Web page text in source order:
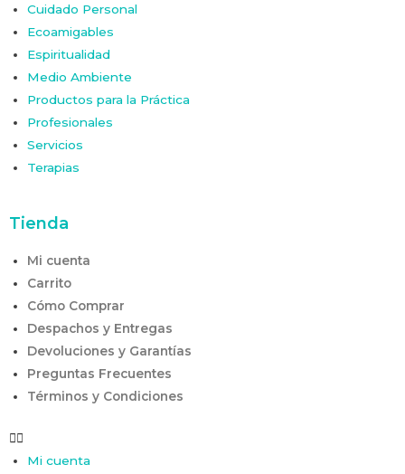
Cuidado Personal
Ecoamigables
Espiritualidad
Medio Ambiente
Productos para la Práctica
Profesionales
Servicios
Terapias
Tienda
Mi cuenta
Carrito
Cómo Comprar
Despachos y Entregas
Devoluciones y Garantías
Preguntas Frecuentes
Términos y Condiciones
Mi cuenta